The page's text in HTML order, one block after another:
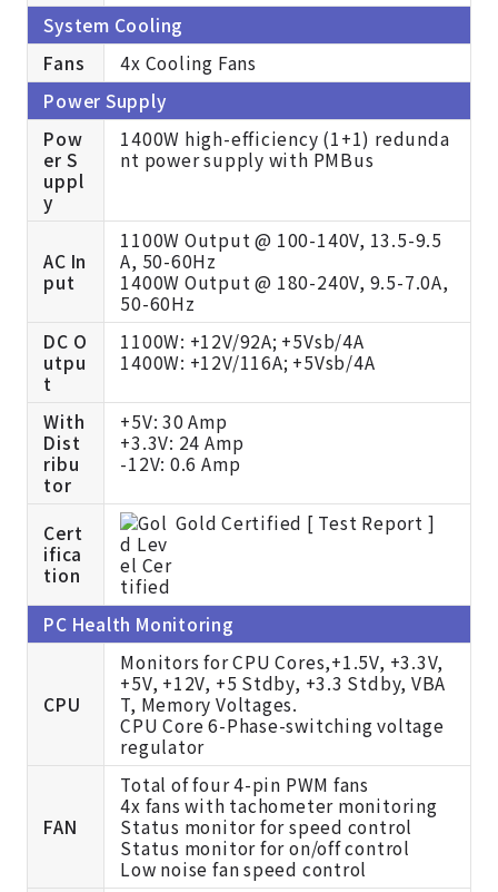
System Cooling
Fans
4x Cooling Fans
Power Supply
Pow
er S
uppl
y
1400W high-efficiency (1+1) redunda
nt power supply with PMBus
AC In
put
1100W Output @ 100-140V, 13.5-9.5
A, 50-60Hz
1400W Output @ 180-240V, 9.5-7.0A,
50-60Hz
DC O
utpu
t
1100W: +12V/92A; +5Vsb/4A
1400W: +12V/116A; +5Vsb/4A
With
Dist
ribu
tor
+5V: 30 Amp
+3.3V: 24 Amp
-12V: 0.6 Amp
Cert
ifica
tion
Gold Certified [ Test Report ]
PC Health Monitoring
CPU
Monitors for CPU Cores,+1.5V, +3.3V,
+5V, +12V, +5 Stdby, +3.3 Stdby, VBA
T, Memory Voltages.
CPU Core 6-Phase-switching voltage
regulator
FAN
Total of four 4-pin PWM fans
4x fans with tachometer monitoring
Status monitor for speed control
Status monitor for on/off control
Low noise fan speed control